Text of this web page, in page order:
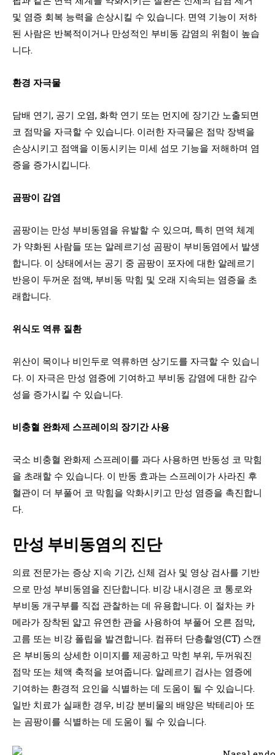
및 염증 회복 능력을 손상시킬 수 있습니다. 면역 기능이 저하
된 사람은 반복적이거나 만성적인 부비동 감염의 위험이 높습
니다.
환경 자극물
담배 연기, 공기 오염, 화학 연기 또는 먼지에 장기간 노출되면
코 점막을 자극할 수 있습니다. 이러한 자극물은 점막 장벽을
손상시키고 점액을 이동시키는 미세 섬모 기능을 저해하며 염
증을 증가시킵니다.
곰팡이 감염
곰팡이는 만성 부비동염을 유발할 수 있으며, 특히 면역 체계
가 약화된 사람들 또는 알레르기성 곰팡이 부비동염에서 발생
합니다. 이 상태에서는 공기 중 곰팡이 포자에 대한 알레르기
반응이 두꺼운 점액, 부비동 막힘 및 오래 지속되는 염증을 초
래합니다.
위식도 역류 질환
위산이 목이나 비인두로 역류하면 상기도를 자극할 수 있습니
다. 이 자극은 만성 염증에 기여하고 부비동 감염에 대한 감수
성을 증가시킬 수 있습니다.
비충혈 완화제 스프레이의 장기간 사용
국소 비충혈 완화제 스프레이를 과다 사용하면 반동성 코 막힘
을 초래할 수 있습니다. 이 반동 효과는 스프레이가 사라진 후
혈관이 더 부풀어 코 막힘을 악화시키고 만성 염증을 촉진합니
다.
만성 부비동염의 진단
의료 전문가는 증상 지속 기간, 신체 검사 및 영상 검사를 기반
으로 만성 부비동염을 진단합니다. 비강 내시경은 코 통로와
부비동 개구부를 직접 관찰하는 데 유용합니다. 이 절차는 카
메라가 장착된 얇고 유연한 관을 사용하여 부풀어 오른 점막,
고름 또는 비강 폴립을 발견합니다. 컴퓨터 단층촬영(CT) 스캔
은 부비동의 상세한 이미지를 제공하고 막힌 부위, 두꺼워진
점막 또는 체액 축적을 보여줍니다. 알레르기 검사는 염증에
기여하는 환경적 요인을 식별하는 데 도움이 될 수 있습니다.
일반 치료가 실패한 경우, 비강 분비물의 배양은 박테리아 또
는 곰팡이를 식별하는 데 도움이 될 수 있습니다.